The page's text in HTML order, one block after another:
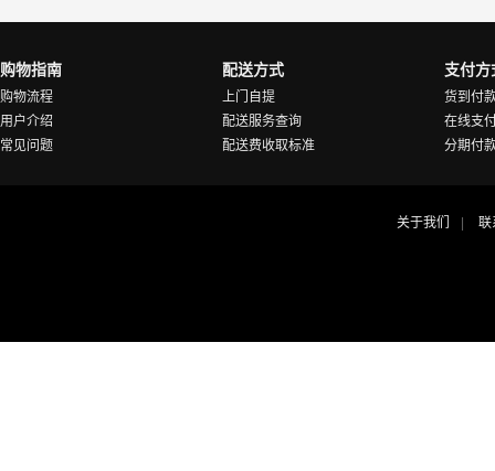
购物指南
购物流程
用户介绍
常见问题
配送方式
上门自提
配送服务查询
配送费收取标准
支付方
货到付
在线支
分期付
关于我们 联